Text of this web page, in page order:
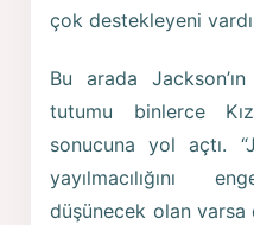
çok destekleyeni
Bu arada
tutumu binlerce
sonucuna yol açtı.
yayılmacılığını
düşünecek olan varsa